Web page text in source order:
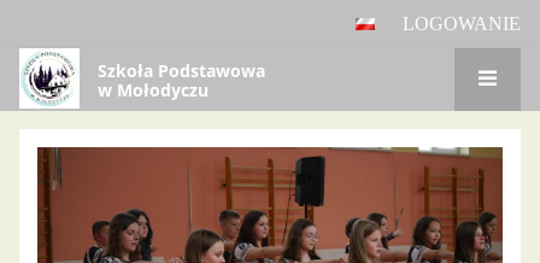
LOGOWANIE
Szkoła Podstawowa
w Mołodyczu
Panel
główny